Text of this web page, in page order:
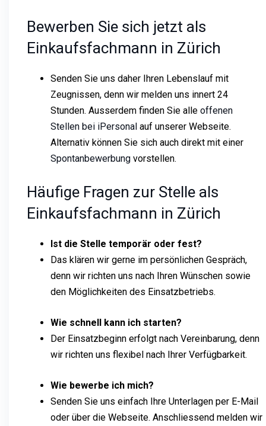
Bewerben Sie sich jetzt als
Einkaufsfachmann in Zürich
Senden Sie uns daher Ihren Lebenslauf mit
Zeugnissen, denn wir melden uns innert 24
Stunden. Ausserdem finden Sie alle offenen
Stellen bei iPersonal auf unserer Webseite.
Alternativ können Sie sich auch direkt mit einer
Spontanbewerbung vorstellen.
Häufige Fragen zur Stelle als
Einkaufsfachmann in Zürich
Ist die Stelle temporär oder fest?
Das klären wir gerne im persönlichen Gespräch,
denn wir richten uns nach Ihren Wünschen sowie
den Möglichkeiten des Einsatzbetriebs.
Wie schnell kann ich starten?
Der Einsatzbeginn erfolgt nach Vereinbarung, denn
wir richten uns flexibel nach Ihrer Verfügbarkeit.
Wie bewerbe ich mich?
Senden Sie uns einfach Ihre Unterlagen per E-Mail
oder über die Webseite. Anschliessend melden wir